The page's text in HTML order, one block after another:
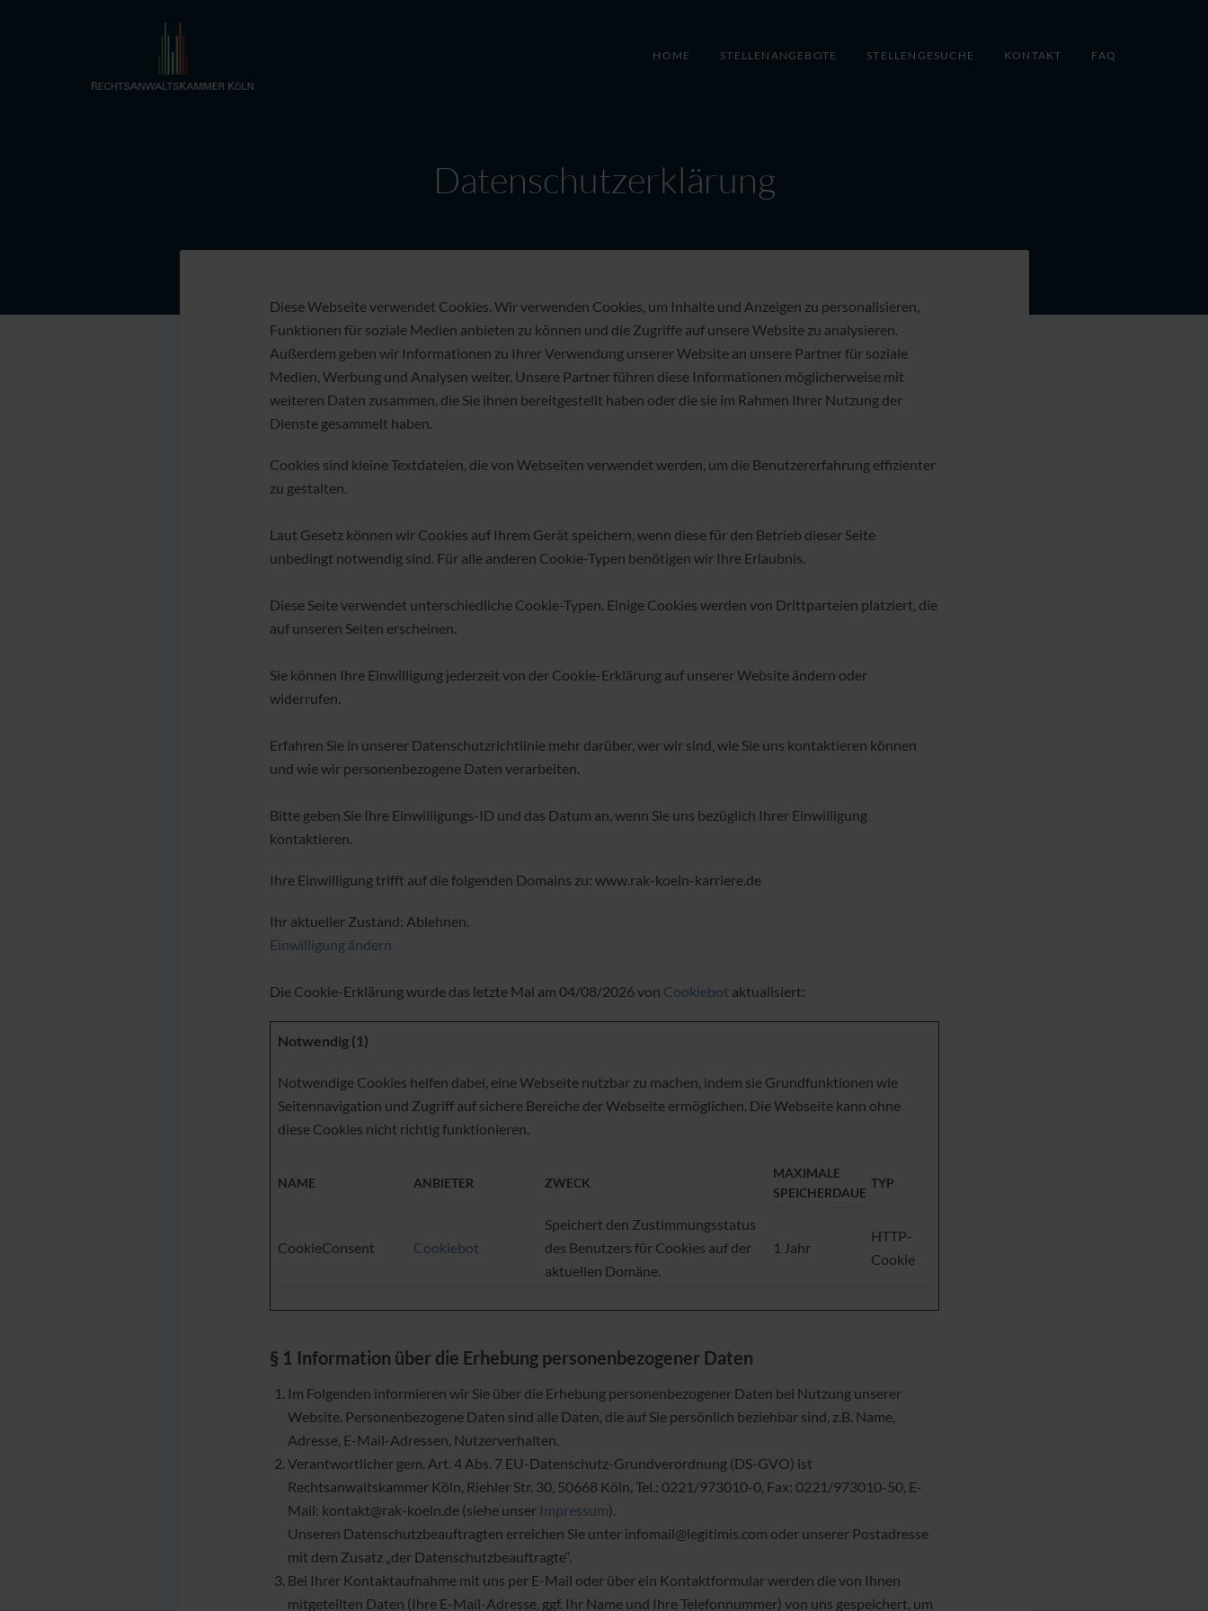
HOME STELLENANGEBOTE STELLENGESUCHE KONTAKT FAQ
Datenschutzerklärung
Diese Webseite verwendet Cookies. Wir verwenden Cookies, um Inhalte und Anzeigen zu personalisieren,
Funktionen für soziale Medien anbieten zu können und die Zugriffe auf unsere Website zu analysieren.
Außerdem geben wir Informationen zu Ihrer Verwendung unserer Website an unsere Partner für soziale
Medien, Werbung und Analysen weiter. Unsere Partner führen diese Informationen möglicherweise mit
weiteren Daten zusammen, die Sie ihnen bereitgestellt haben oder die sie im Rahmen Ihrer Nutzung der
Dienste gesammelt haben.
Cookies sind kleine Textdateien, die von Webseiten verwendet werden, um die Benutzererfahrung effizienter
zu gestalten.
Laut Gesetz können wir Cookies auf Ihrem Gerät speichern, wenn diese für den Betrieb dieser Seite
unbedingt notwendig sind. Für alle anderen Cookie-Typen benötigen wir Ihre Erlaubnis.
Diese Seite verwendet unterschiedliche Cookie-Typen. Einige Cookies werden von Drittparteien platziert, die
auf unseren Seiten erscheinen.
Sie können Ihre Einwilligung jederzeit von der Cookie-Erklärung auf unserer Website ändern oder
widerrufen.
Erfahren Sie in unserer Datenschutzrichtlinie mehr darüber, wer wir sind, wie Sie uns kontaktieren können
und wie wir personenbezogene Daten verarbeiten.
Bitte geben Sie Ihre Einwilligungs-ID und das Datum an, wenn Sie uns bezüglich Ihrer Einwilligung
kontaktieren.
Ihre Einwilligung trifft auf die folgenden Domains zu: www.rak-koeln-karriere.de
Ihr aktueller Zustand: Ablehnen.
Einwilligung ändern
Die Cookie-Erklärung wurde das letzte Mal am 04/08/2026 von Cookiebot aktualisiert:
Notwendig (1)
Notwendige Cookies helfen dabei, eine Webseite nutzbar zu machen, indem sie Grundfunktionen wie
Seitennavigation und Zugriff auf sichere Bereiche der Webseite ermöglichen. Die Webseite kann ohne
diese Cookies nicht richtig funktionieren.
NAME ANBIETER ZWECK
MAXIMALE
SPEICHERDAUER
TYP
CookieConsent Cookiebot
Speichert den Zustimmungsstatus
des Benutzers für Cookies auf der
aktuellen Domäne.
1 Jahr
HTTP-
Cookie
§ 1 Information über die Erhebung personenbezogener Daten
Im Folgenden informieren wir Sie über die Erhebung personenbezogener Daten bei Nutzung unserer
Website. Personenbezogene Daten sind alle Daten, die auf Sie persönlich beziehbar sind, z.B. Name,
Adresse, E-Mail-Adressen, Nutzerverhalten.
Verantwortlicher gem. Art. 4 Abs. 7 EU-Datenschutz-Grundverordnung (DS-GVO) ist
Rechtsanwaltskammer Köln, Riehler Str. 30, 50668 Köln, Tel.: 0221/973010-0, Fax: 0221/973010-50, E-
Mail: kontakt@rak-koeln.de (siehe unser Impressum).
Unseren Datenschutzbeauftragten erreichen Sie unter infomail@legitimis.com oder unserer Postadresse
mit dem Zusatz „der Datenschutzbeauftragte“.
Bei Ihrer Kontaktaufnahme mit uns per E-Mail oder über ein Kontaktformular werden die von Ihnen
mitgeteilten Daten (Ihre E-Mail-Adresse, ggf. Ihr Name und Ihre Telefonnummer) von uns gespeichert, um